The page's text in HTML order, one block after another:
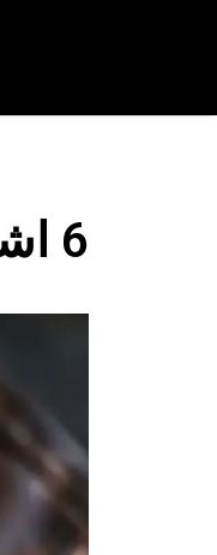
6 اشهر محافظ العملات الرقمية لعام 2024